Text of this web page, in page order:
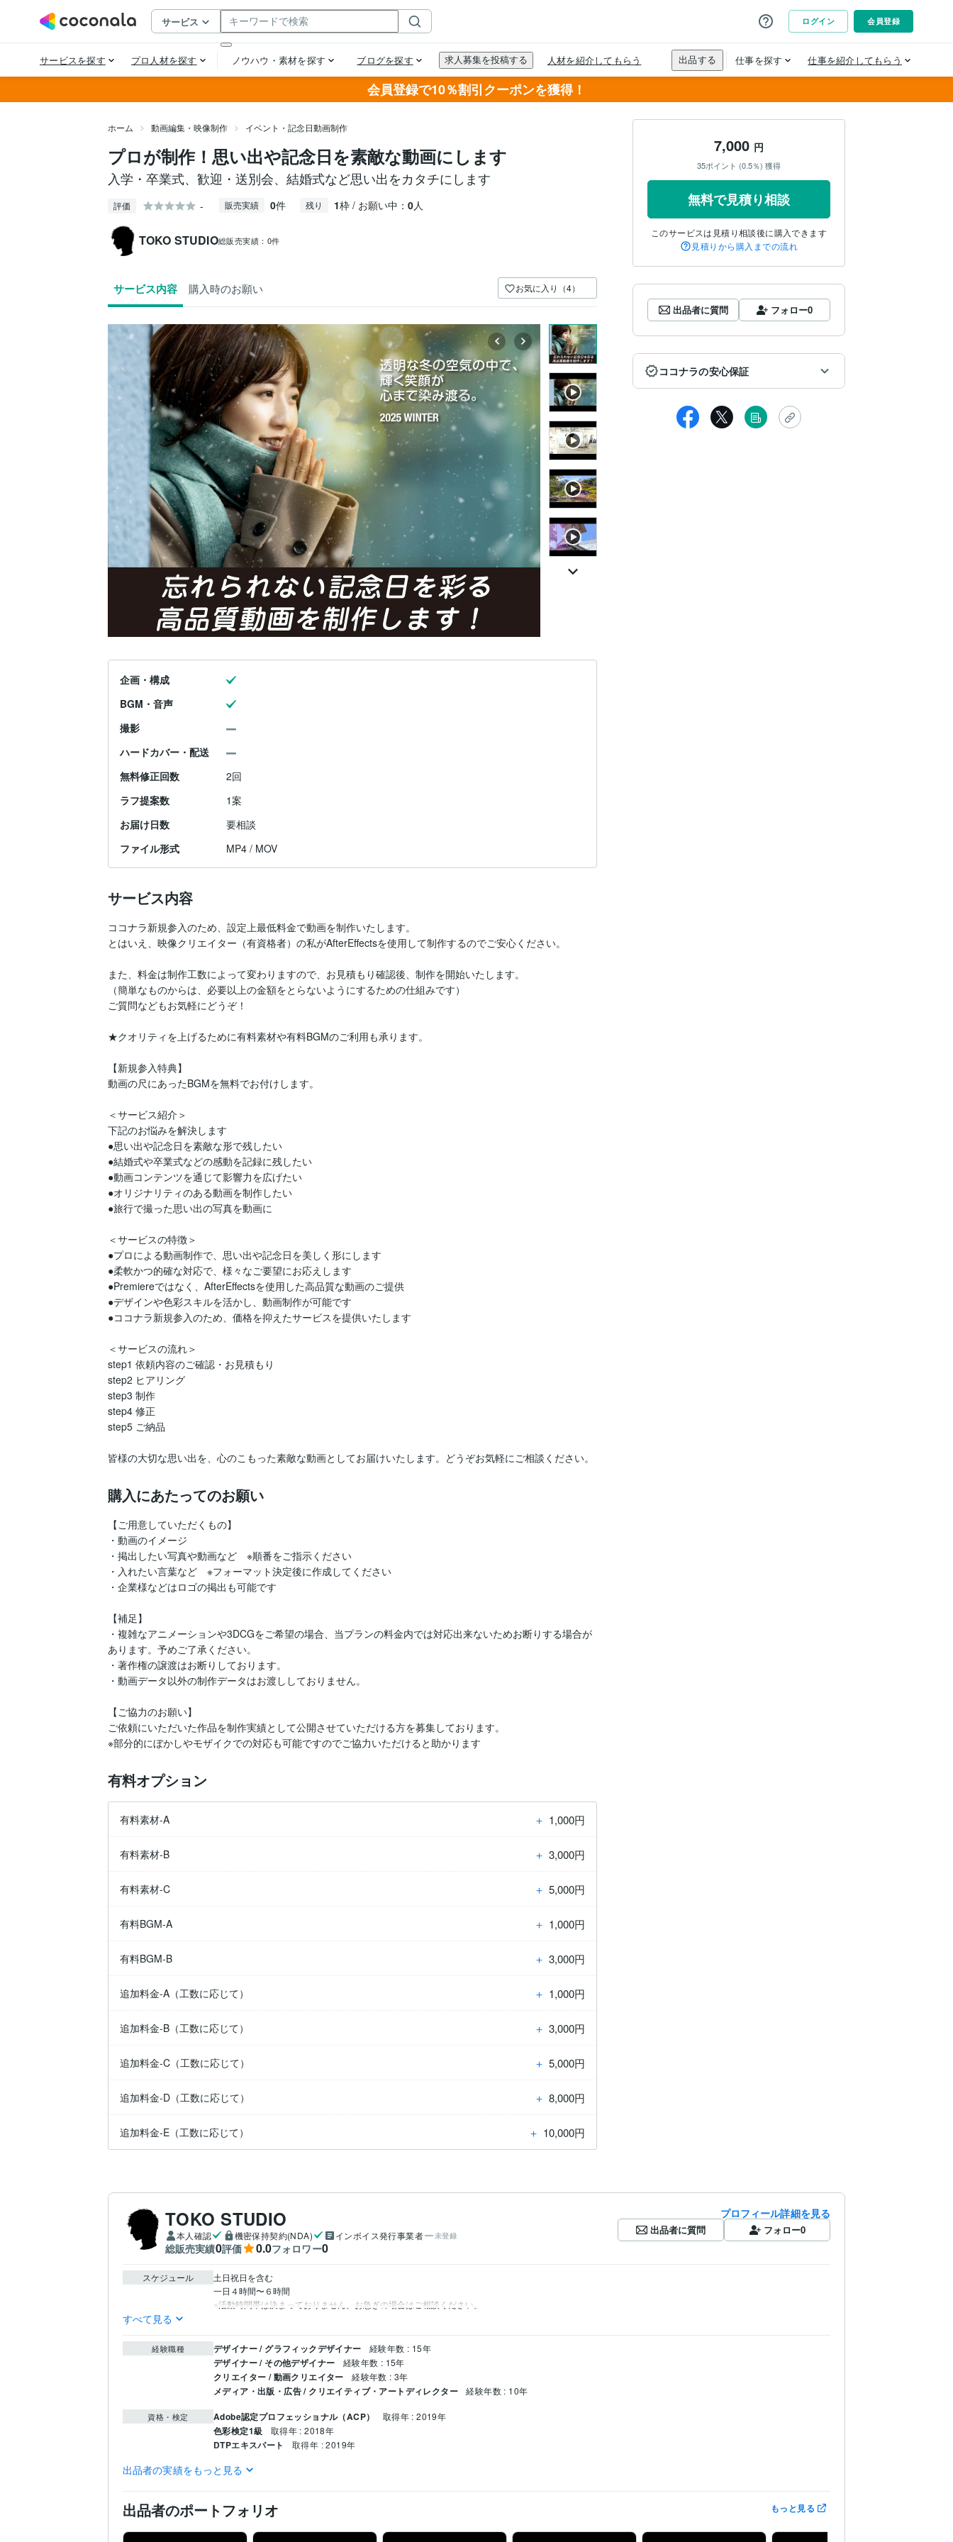
会員登録で10％割引クーポンを獲得！
ホーム 動画編集・映像制作 イベント・記念日動画制作
プロが制作！思い出や記念日を素敵な動画にします
入学・卒業式、歓迎・送別会、結婚式など思い出をカタチにします
評価 - 販売実績 0件 残り 1枠 / お願い中： 0人
TOKO STUDIO総販売実績： 0件
サービス内容 購入時のお願い お気に入り（4）
企画・構成
BGM・音声
撮影
ハードカバー・配送
無料修正回数
2回
ラフ提案数
1案
お届け日数
要相談
ファイル形式
MP4 / MOV
サービス内容
ココナラ新規参入のため、設定上最低料金で動画を制作いたします。
とはいえ、映像クリエイター（有資格者）の私がAfterEffectsを使用して制作するのでご安心ください。
また、料金は制作工数によって変わりますので、お見積もり確認後、制作を開始いたします。
（簡単なものからは、必要以上の金額をとらないようにするための仕組みです）
ご質問などもお気軽にどうぞ！
★クオリティを上げるために有料素材や有料BGMのご利用も承ります。
【新規参入特典】
動画の尺にあったBGMを無料でお付けします。
＜サービス紹介＞
下記のお悩みを解決します
●思い出や記念日を素敵な形で残したい
●結婚式や卒業式などの感動を記録に残したい
●動画コンテンツを通じて影響力を広げたい
●オリジナリティのある動画を制作したい
●旅行で撮った思い出の写真を動画に
＜サービスの特徴＞
●プロによる動画制作で、思い出や記念日を美しく形にします
●柔軟かつ的確な対応で、様々なご要望にお応えします
●Premiereではなく、AfterEffectsを使用した高品質な動画のご提供
●デザインや色彩スキルを活かし、動画制作が可能です
●ココナラ新規参入のため、価格を抑えたサービスを提供いたします
＜サービスの流れ＞
step1 依頼内容のご確認・お見積もり
step2 ヒアリング
step3 制作
step4 修正
step5 ご納品
皆様の大切な思い出を、心のこもった素敵な動画としてお届けいたします。どうぞお気軽にご相談ください。
購入にあたってのお願い
【ご用意していただくもの】
・動画のイメージ
・掲出したい写真や動画など　※順番をご指示ください
・入れたい言葉など　※フォーマット決定後に作成してください
・企業様などはロゴの掲出も可能です
【補足】
・複雑なアニメーションや3DCGをご希望の場合、当プランの料金内では対応出来ないためお断りする場合が
あります。予めご了承ください。
・著作権の譲渡はお断りしております。
・動画データ以外の制作データはお渡ししておりません。
【ご協力のお願い】
ご依頼にいただいた作品を制作実績として公開させていただける方を募集しております。
※部分的にぼかしやモザイクでの対応も可能ですのでご協力いただけると助かります
有料オプション
有料素材-A ＋ 1,000円
有料素材-B ＋ 3,000円
有料素材-C ＋ 5,000円
有料BGM-A ＋ 1,000円
有料BGM-B ＋ 3,000円
追加料金-A（工数に応じて） ＋ 1,000円
追加料金-B（工数に応じて） ＋ 3,000円
追加料金-C（工数に応じて） ＋ 5,000円
追加料金-D（工数に応じて） ＋ 8,000円
追加料金-E（工数に応じて） ＋ 10,000円
7,000 円
35ポイント (0.5％) 獲得
無料で見積り相談
このサービスは見積り相談後に購入できます
見積りから購入までの流れ
出品者に質問 フォロー0
ココナラの安心保証
TOKO STUDIO
本人確認 機密保持契約(NDA) インボイス発行事業者 未登録
総販売実績0評価 0.0フォロワー0
プロフィール詳細を見る
出品者に質問 フォロー0
スケジュール
土日祝日を含む
一日４時間〜６時間
※活動時間帯は決まっておりません。お急ぎの場合はご相談ください。
すべて見る
経験職種 デザイナー / グラフィックデザイナー 経験年数 : 15年
デザイナー / その他デザイナー 経験年数 : 15年
クリエイター / 動画クリエイター 経験年数 : 3年
メディア・出版・広告 / クリエイティブ・アートディレクター 経験年数 : 10年
資格・検定 Adobe認定プロフェッショナル（ACP） 取得年 : 2019年
色彩検定1級 取得年 : 2018年
DTPエキスパート 取得年 : 2019年
プログラミング言
語・フレームワーク
HTML:15年
ビジネス・クリエイ
ティブツール
WordPress:10年
Adobe Firefly:2年
Adobe Photoshop:15年
Adobe Audition:3年
出品者の実績をもっと見る
出品者のポートフォリオ もっと見る